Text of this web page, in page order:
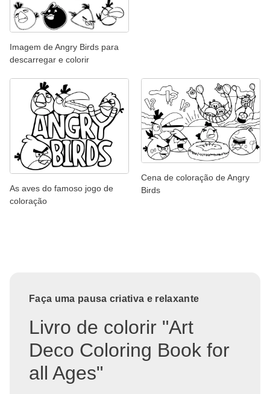
Imagem de Angry Birds para
descarregar e colorir
As aves do famoso jogo de
coloração
Cena de coloração de Angry
Birds
Faça uma pausa criativa e relaxante
Livro de colorir "Art
Deco Coloring Book for
all Ages"